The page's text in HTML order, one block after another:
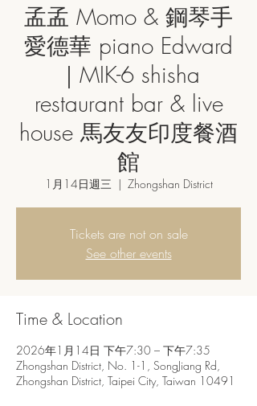
孟孟 Momo & 鋼琴手
愛德華 piano Edward
｜MIK-6 shisha
restaurant bar & live
house 馬友友印度餐酒
館
1月14日週三
  |
Zhongshan District
Tickets are not on sale
See other events
Time & Location
2026年1月14日 下午7:30 – 下午7:35
Zhongshan District, No. 1-1, SongJiang Rd,
Zhongshan District, Taipei City, Taiwan 10491